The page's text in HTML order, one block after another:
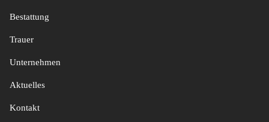
Bestattung
Trauer
Unternehmen
Aktuelles
Kontakt